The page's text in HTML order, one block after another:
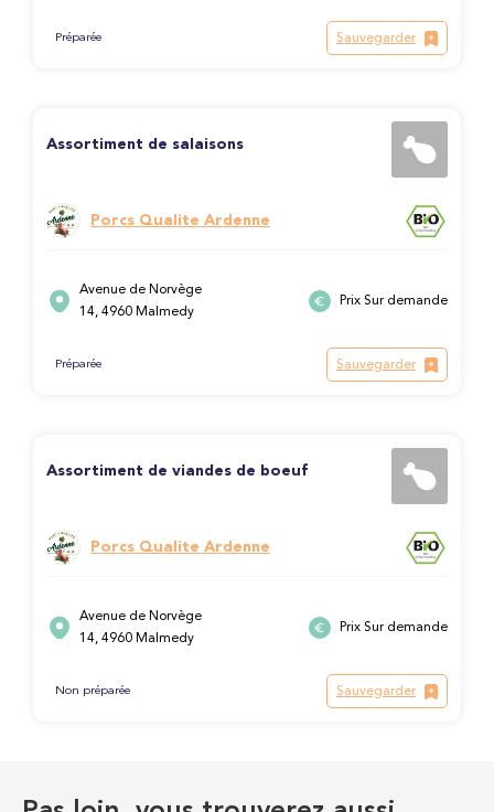
Préparée Sauvegarder
Assortiment de salaisons
Porcs Qualite Ardenne
Avenue de Norvège
14, 4960 Malmedy
Prix Sur demande
Préparée Sauvegarder
Assortiment de viandes de boeuf
Porcs Qualite Ardenne
Avenue de Norvège
14, 4960 Malmedy
Prix Sur demande
Non préparée Sauvegarder